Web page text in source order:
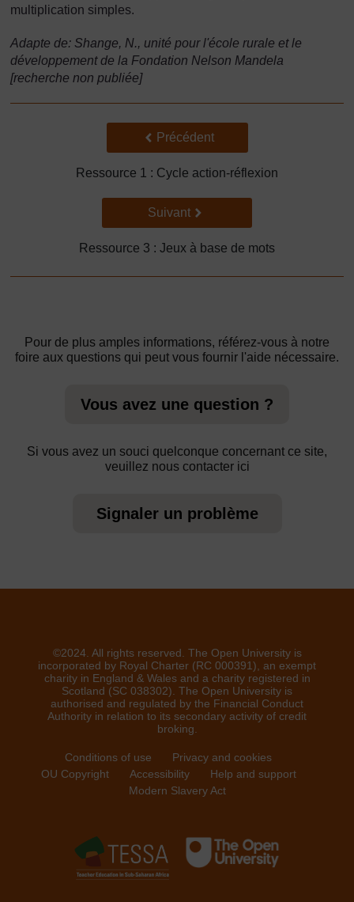
multiplication simples.
Adapte de: Shange, N., unité pour l'école rurale et le
développement de la Fondation Nelson Mandela
[recherche non publiée]
Précédent
Précédent
Ressource 1 : Cycle action-réflexion
Suivant
Suivant
Ressource 3 : Jeux à base de mots
Pour de plus amples informations, référez-vous à notre
foire aux questions qui peut vous fournir l'aide nécessaire.
Vous avez une question ?
Si vous avez un souci quelconque concernant ce site,
veuillez nous contacter ici
Signaler un problème
©2024. All rights reserved. The Open University is
incorporated by Royal Charter (RC 000391), an exempt
charity in England & Wales and a charity registered in
Scotland (SC 038302). The Open University is
authorised and regulated by the Financial Conduct
Authority in relation to its secondary activity of credit
broking.
Conditions of use
Privacy and cookies
OU Copyright
Accessibility
Help and support
Modern Slavery Act